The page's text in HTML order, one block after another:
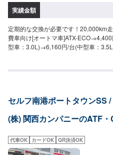
実績金額
定期的な交換が必要です！20,000km
費車向け[オートマ車]ATX-
型車：3.0L)→6,160円/台(中型車：
車]CVTF→4,400円/台(軽自動車：
セルフ南港ポートタウンSS
(株) 関西カンパニーのATF
代車OK カードOK QR決済OK